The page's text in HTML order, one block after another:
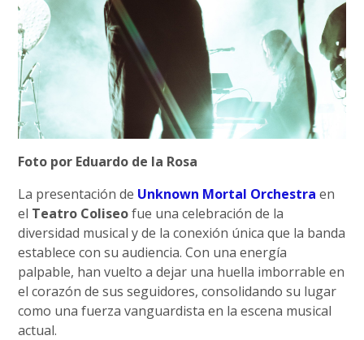
Foto por Eduardo de la Rosa
La presentación de Unknown Mortal Orchestra en
el Teatro Coliseofue una celebración de la
diversidad musical y de la conexión única que la banda
establece con su audiencia. Con una energía
palpable, han vuelto a dejar una huella imborrable en
el corazón de sus seguidores, consolidando su lugar
como una fuerza vanguardista en la escena musical
actual.